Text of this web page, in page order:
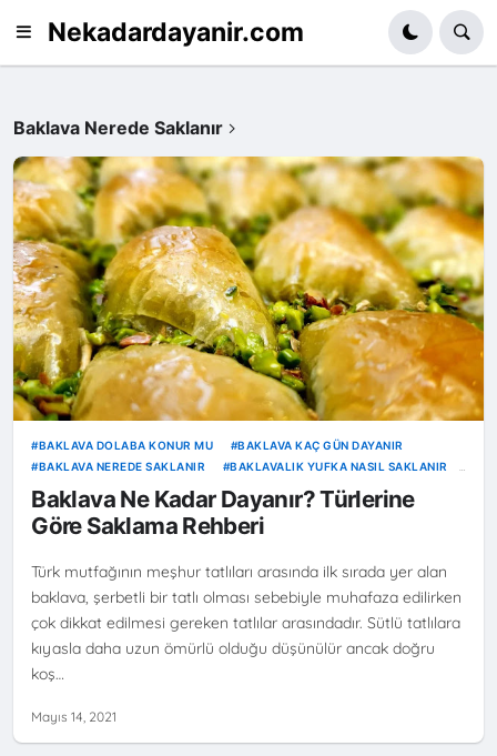
Nekadardayanir.com
Baklava Nerede Saklanır
BAKLAVA DOLABA KONUR MU
BAKLAVA KAÇ GÜN DAYANIR
BAKLAVA NEREDE SAKLANIR
BAKLAVALIK YUFKA NASIL SAKLANIR
Baklava Ne Kadar Dayanır? Türlerine
Göre Saklama Rehberi
Türk mutfağının meşhur tatlıları arasında ilk sırada yer alan
baklava, şerbetli bir tatlı olması sebebiyle muhafaza edilirken
çok dikkat edilmesi gereken tatlılar arasındadır. Sütlü tatlılara
kıyasla daha uzun ömürlü olduğu düşünülür ancak doğru
koş…
Mayıs 14, 2021